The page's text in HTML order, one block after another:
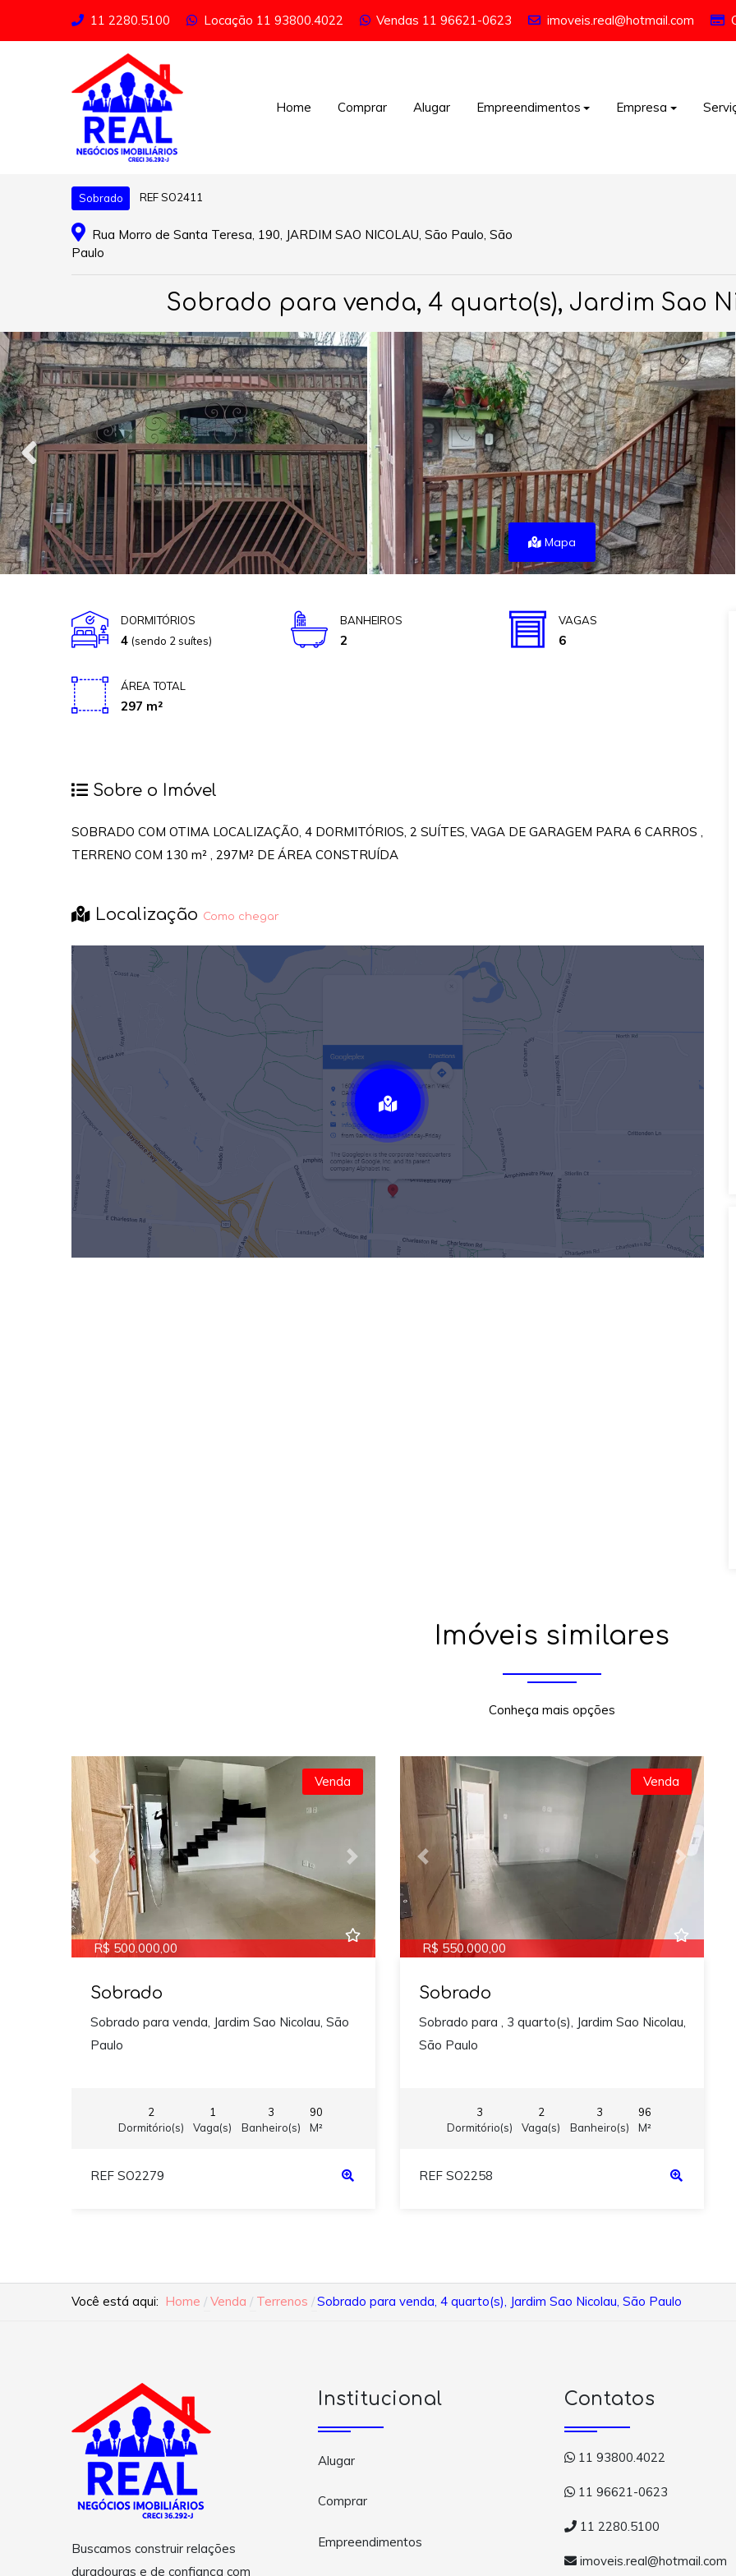
11 2280.5100 Locação 11 93800.4022 Vendas 11 96621-0623 imoveis.real@hotmail.com
Home Comprar Alugar Empreendimentos Empresa
Sobrado REF SO2411
Rua Morro de Santa Teresa, 190, JARDIM SAO NICOLAU, São Paulo, São
Paulo
Sobrado para venda, 4 quarto(s), Jardim Sao
Mapa
DORMITÓRIOS
4 (sendo 2 suítes)
BANHEIROS
2
VAGAS
6
ÁREA TOTAL
297 m²
Sobre o Imóvel
SOBRADO COM OTIMA LOCALIZAÇÃO, 4 DORMITÓRIOS, 2 SUÍTES, VAGA DE GARAGEM PARA 6 CARROS ,
TERRENO COM 130 m² , 297M² DE ÁREA CONSTRUÍDA
Localização Como chegar
Imóveis similares
Conheça mais opções
Previous Next
Venda
R$ 500.000,00
Sobrado
Sobrado para venda, Jardim Sao Nicolau, São
Paulo
2
Dormitório(s)
1
Vaga(s)
3
Banheiro(s)
90
M²
REF SO2279
Previous Next
Venda
R$ 550.000,00
Sobrado
Sobrado para , 3 quarto(s), Jardim Sao Nicolau,
São Paulo
3
Dormitório(s)
2
Vaga(s)
3
Banheiro(s)
96
M²
REF SO2258
Você está aqui: Home Venda Terrenos Sobrado para venda, 4 quarto(s), Jardim Sao Nicolau, São Paulo
Buscamos construir relações
duradouras e de confiança com
Institucional
Alugar
Comprar
Empreendimentos
Contatos
11 93800.4022
11 96621-0623
11 2280.5100
imoveis.real@hotmail.com